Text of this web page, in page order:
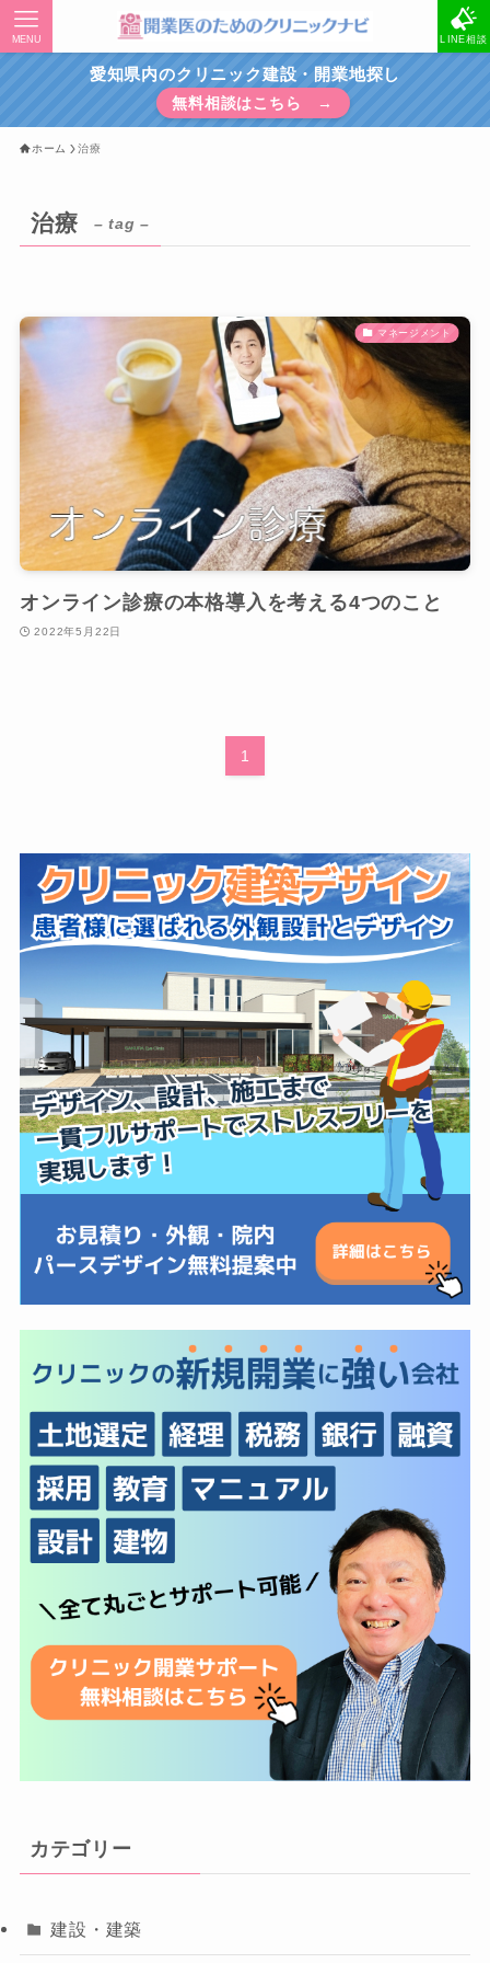
LINE相談
MENU
愛知県内のクリニック建設・開業地探し
無料相談はこちら →
ホーム 治療
治療 – tag –
マネージメント
オンライン診療の本格導入を考える4つのこと
2022年5月22日
1
カテゴリー
建設・建築